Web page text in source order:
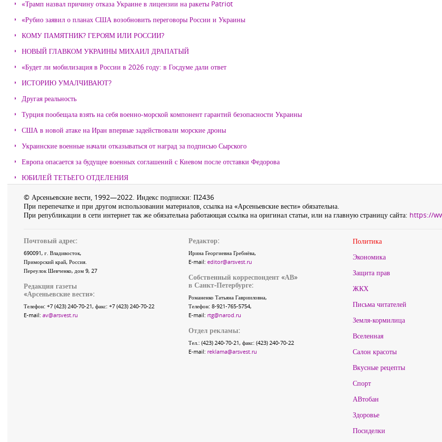
«Трамп назвал причину отказа Украине в лицензии на ракеты Patriot
«Рубио заявил о планах США возобновить переговоры России и Украины
КОМУ ПАМЯТНИК? ГЕРОЯМ ИЛИ РОССИИ?
НОВЫЙ ГЛАВКОМ УКРАИНЫ МИХАИЛ ДРАПАТЫЙ
«Будет ли мобилизация в России в 2026 году: в Госдуме дали ответ
ИСТОРИЮ УМАЛЧИВАЮТ?
Другая реальность
Турция пообещала взять на себя военно-морской компонент гарантий безопасности Украины
США в новой атаке на Иран впервые задействовали морские дроны
Украинские военные начали отказываться от наград за подписью Сырского
Европа опасается за будущее военных соглашений с Киевом после отставки Федорова
ЮБИЛЕЙ ТЕТЬЕГО ОТДЕЛЕНИЯ
© Арсеньевские вести, 1992—2022. Индекс подписки: П2436
При перепечатке и при другом использовании материалов, ссылка на «Арсеньевские вести» обязательна.
При републикации в сети интернет так же обязательна работающая ссылка на оригинал статьи, или на главную страницу сайта: https://
Почтовый адрес:
690091, г. Владивосток,
Приморский край, Россия.
Переулок Шевченко, дом 9, 27
Редакция газеты
«Арсеньевские вести»:
Телефон: +7 (423) 240-70-21, факс: +7 (423) 240-70-22
E-mail: av@arsvest.ru
Редактор:
Ирина Георгиевна Гребнёва,
E-mail: editor@arsvest.ru
Собственный корреспондент «АВ»
в Санкт-Петербурге:
Романенко Татьяна Гаврииловна,
Телефон: 8-921-765-5754,
E-mail: rtg@narod.ru
Отдел рекламы:
Тел.: (423) 240-70-21, факс: (423) 240-70-22
E-mail: reklama@arsvest.ru
Политика
Экономика
Защита прав
ЖКХ
Письма читателей
Земля-кормилица
Вселенная
Салон красоты
Вкусные рецепты
Спорт
АВтобан
Здоровье
Посиделки